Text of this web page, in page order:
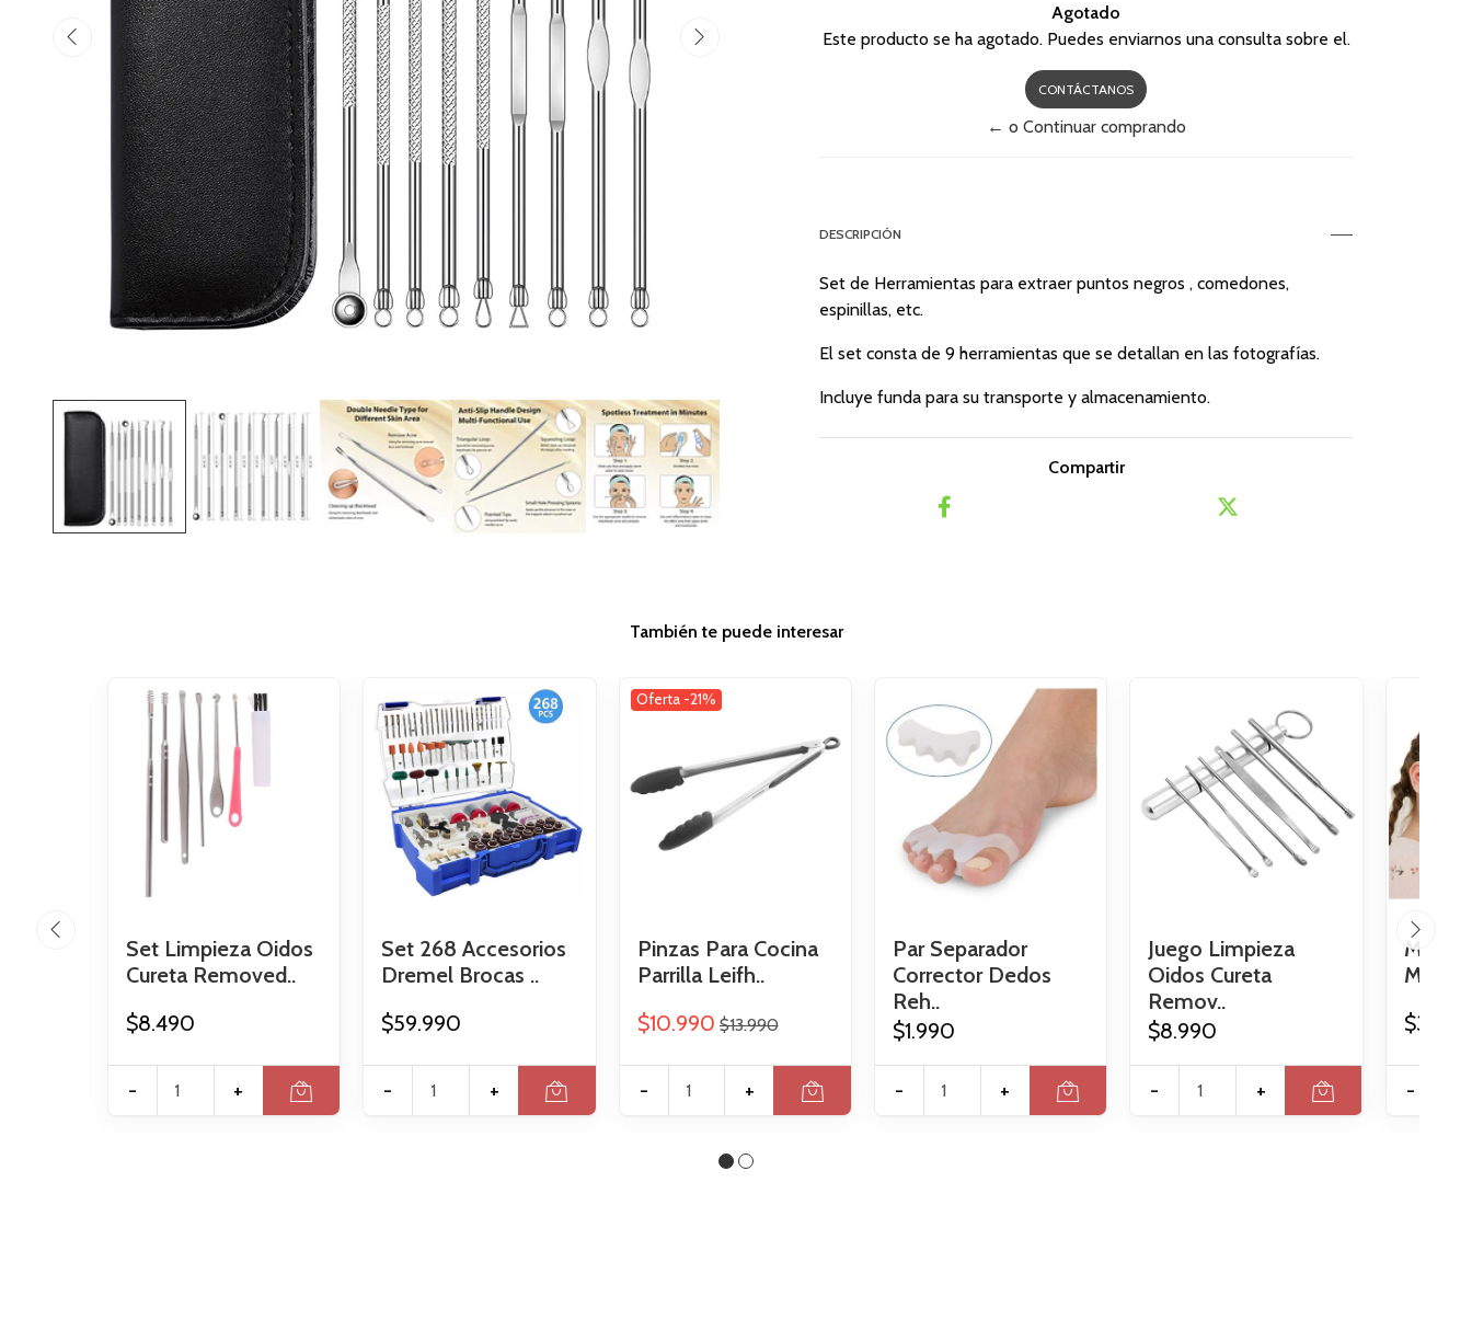
Agotado
Este producto se ha agotado. Puedes enviarnos una consulta sobre el.
CONTÁCTANOS
← o Continuar comprando
DESCRIPCIÓN
Set de Herramientas para extraer puntos negros , comedones,
espinillas, etc.
El set consta de 9 herramientas que se detallan en las fotografías.
Incluye funda para su transporte y almacenamiento.
Compartir
También te puede interesar
Set Limpieza Oidos
Cureta Removed..
$8.490
- +
Set 268 Accesorios
Dremel Brocas ..
$59.990
- +
Oferta -21%
Pinzas Para Cocina
Parrilla Leifh..
$10.990 $13.990
- +
Par Separador
Corrector Dedos
Reh..
$1.990
- +
Juego Limpieza
Oidos Cureta
Remov..
$8.990
- +
$3.390
-